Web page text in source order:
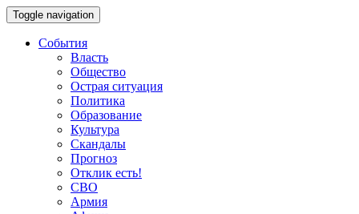
Toggle navigation
События
Власть
Общество
Острая ситуация
Политика
Образование
Культура
Скандалы
Прогноз
Отклик есть!
СВО
Армия